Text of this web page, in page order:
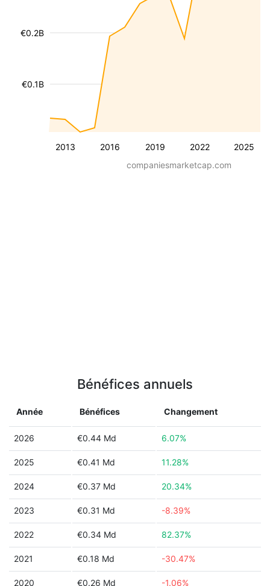
2013 2016 2019 2022 2025
€0.1B
€0.2B
companiesmarketcap.com
Bénéfices annuels
Année Bénéfices Changement
2026 €0.44 Md 6.07%
2025 €0.41 Md 11.28%
2024 €0.37 Md 20.34%
2023 €0.31 Md -8.39%
2022 €0.34 Md 82.37%
2021 €0.18 Md -30.47%
2020 €0.26 Md -1.06%